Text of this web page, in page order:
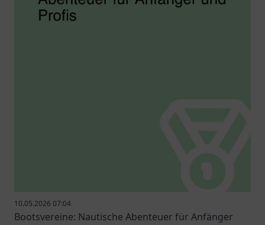
10.05.2026 07:04
Bootsvereine: Nautische Abenteuer für Anfänger